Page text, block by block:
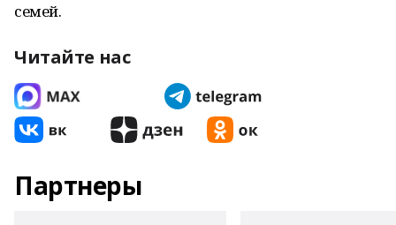
семей.
Читайте нас
Партнеры